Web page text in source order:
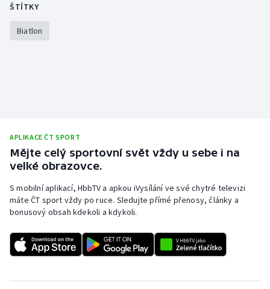
ŠTÍTKY
Biatlon
APLIKACE ČT SPORT
Mějte celý sportovní svět vždy u sebe i na
velké obrazovce.
S mobilní aplikací, HbbTV a apkou iVysílání ve své chytré televizi
máte ČT sport vždy po ruce. Sledujte přímé přenosy, články a
bonusový obsah kdekoli a kdykoli.